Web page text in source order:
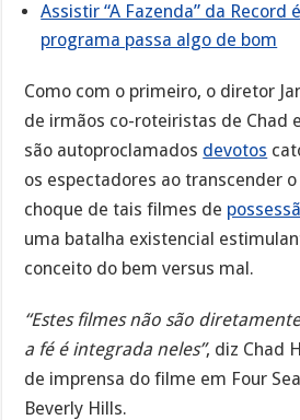
Assistir “A Fazenda” da Record
programa passa algo de bom
Como com o primeiro, o diretor
de irmãos co-roteiristas de Chad
são autoproclamados devotos
os espectadores ao transcender
choque de tais filmes de
uma batalha existencial
conceito do bem versus mal.
“Estes filmes não são
a fé é integrada neles”, diz Chad
de imprensa do filme em Four
Beverly Hills.